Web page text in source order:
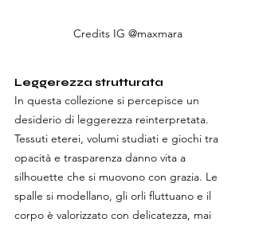
Credits IG @maxmara
Leggerezza strutturata
In questa collezione si percepisce un
desiderio di leggerezza reinterpretata.
Tessuti eterei, volumi studiati e giochi tra
opacità e trasparenza danno vita a
silhouette che si muovono con grazia. Le
spalle si modellano, gli orli fluttuano e il
corpo è valorizzato con delicatezza, mai